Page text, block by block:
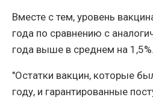
Вместе с тем, уровень
года по сравнению с
года выше в среднем на 1,5%.
"Остатки вакцин, которые
году, и гарантированные